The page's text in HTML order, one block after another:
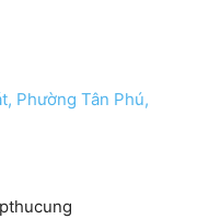
Phường Tân Phú,